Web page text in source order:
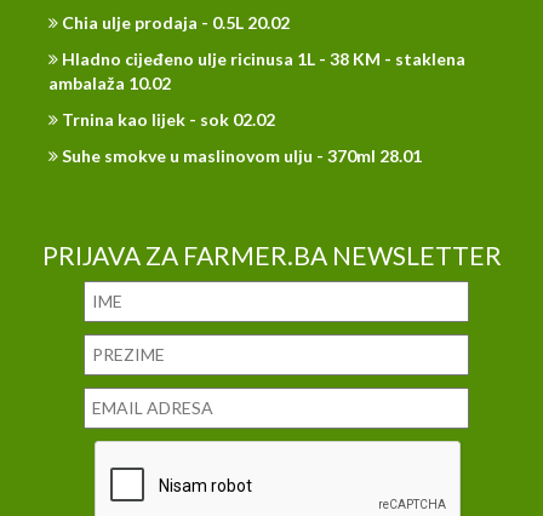
Chia ulje prodaja - 0.5L 20.02
Hladno cijeđeno ulje ricinusa 1L - 38 KM - staklena
ambalaža 10.02
Trnina kao lijek - sok 02.02
Suhe smokve u maslinovom ulju - 370ml 28.01
PRIJAVA ZA FARMER.BA NEWSLETTER